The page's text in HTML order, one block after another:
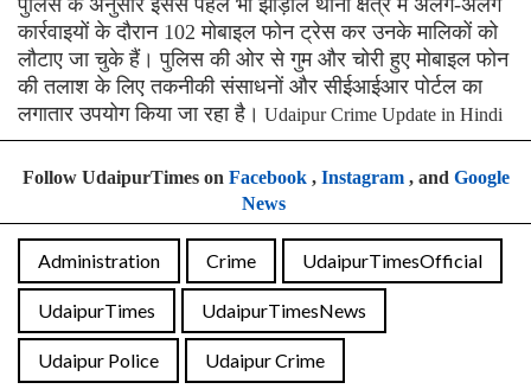
कार्रवाइयों के दौरान 102 मोबाइल फोन ट्रेस कर उनके मालिकों को
लौटाए जा चुके हैं। पुलिस की ओर से गुम और चोरी हुए मोबाइल फोन
की तलाश के लिए तकनीकी संसाधनों और सीईआईआर पोर्टल का
लगातार उपयोग किया जा रहा है। Udaipur Crime Update in Hindi
Follow UdaipurTimes on Facebook, Instagram, and Google
News
Administration Crime UdaipurTimesOfficial
UdaipurTimes UdaipurTimesNews
Udaipur Police Udaipur Crime